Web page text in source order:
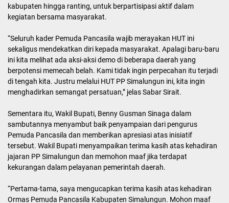
kabupaten hingga ranting, untuk berpartisipasi aktif dalam
kegiatan bersama masyarakat.
“Seluruh kader Pemuda Pancasila wajib merayakan HUT ini
sekaligus mendekatkan diri kepada masyarakat. Apalagi baru-baru
ini kita melihat ada aksi-aksi demo di beberapa daerah yang
berpotensi memecah belah. Kami tidak ingin perpecahan itu terjadi
di tengah kita. Justru melalui HUT PP Simalungun ini, kita ingin
menghadirkan semangat persatuan,” jelas Sabar Sirait.
Sementara itu, Wakil Bupati, Benny Gusman Sinaga dalam
sambutannya menyambut baik penyampaian dari pengurus
Pemuda Pancasila dan memberikan apresiasi atas inisiatif
tersebut. Wakil Bupati menyampaikan terima kasih atas kehadiran
jajaran PP Simalungun dan memohon maaf jika terdapat
kekurangan dalam pelayanan pemerintah daerah.
“Pertama-tama, saya mengucapkan terima kasih atas kehadiran
Ormas Pemuda Pancasila Kabupaten Simalungun. Mohon maaf